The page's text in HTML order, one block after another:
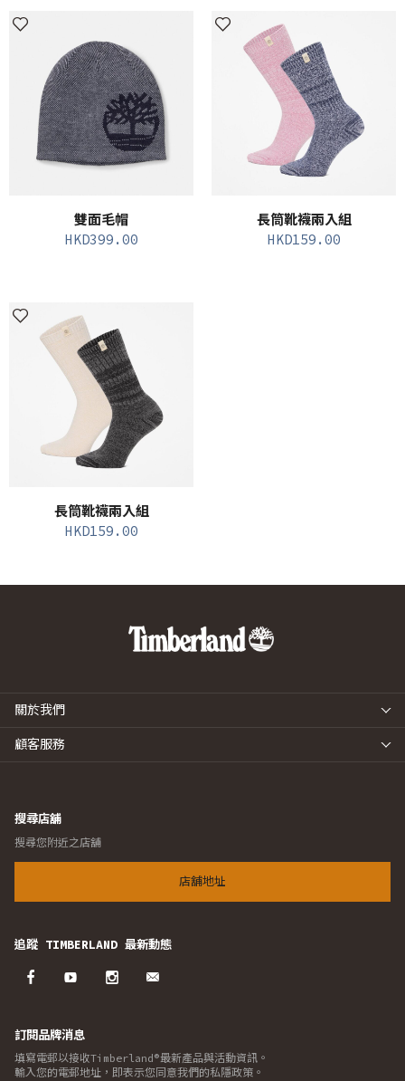
雙面毛帽
HKD399.00
長筒靴襪兩入組
HKD159.00
長筒靴襪兩入組
HKD159.00
關於我們
顧客服務
搜尋店舖
搜尋您附近之店舖
店舖地址
追蹤 TIMBERLAND 最新動態
訂閱品牌消息
填寫電郵以接收Timberland®最新產品與活動資訊。
輸入您的電郵地址，即表示您同意我們的私隱政策。